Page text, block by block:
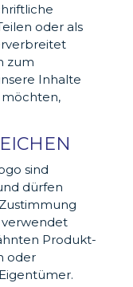
oder als
zum
Inhalte
sind
dürfen
Produkt-
oder